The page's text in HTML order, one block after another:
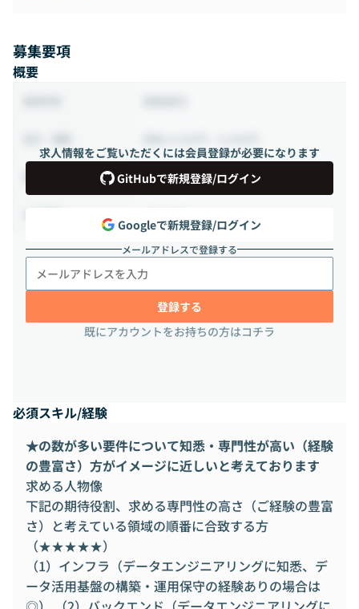
募集要項
概要
求人情報をご覧いただくには会員登録が必要になります
GitHubで新規登録/ログイン
Googleで新規登録/ログイン
メールアドレスで登録する
登録する
既にアカウントをお持ちの方はコチラ
48時間 ~ 80時間（週12 ~ 20時間）
必須スキル/経験
★の数が多い要件について知悉・専門性が高い（経験
の豊富さ）方がイメージに近しいと考えております
求める人物像
下記の期待役割、求める専門性の高さ（ご経験の豊富
さ）と考えている領域の順番に合致する方
（★★★★★）
（1）インフラ（データエンジニアリングに知悉、デ
ータ活用基盤の構築・運用保守の経験ありの場合は